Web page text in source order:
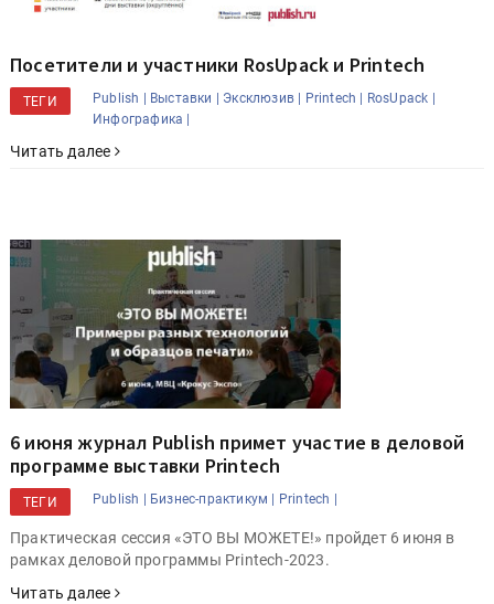
Посетители и участники RosUpack и Printech
ТЕГИ Publish | Выставки | Эксклюзив | Printech |
RosUpack |
Инфографика |
Читать далее
6 июня журнал Publish примет участие в деловой
программе выставки Printech
ТЕГИ Publish | Бизнес-практикум | Printech |
Практическая сессия «ЭТО ВЫ МОЖЕТЕ!» пройдет 6 июня в
рамках деловой программы Printech-2023.
Читать далее